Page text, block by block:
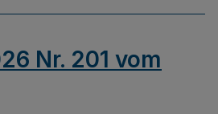
Nr. 201 vom